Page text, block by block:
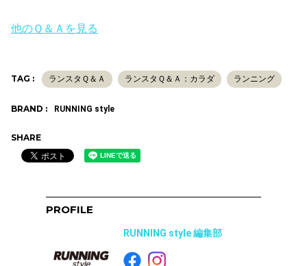
他のＱ＆Ａを見る
TAG : ランスタＱ＆Ａ ランスタＱ＆Ａ：カラダ ランニング
BRAND : RUNNING style
SHARE
PROFILE
RUNNING style 編集部